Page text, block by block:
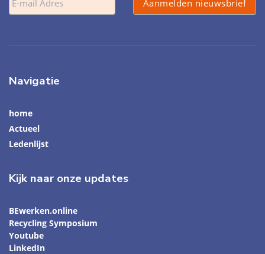
Navigatie
home
Actueel
Ledenlijst
Kijk naar onze updates
BEwerken.online
Recycling Symposium
Youtube
LinkedIn